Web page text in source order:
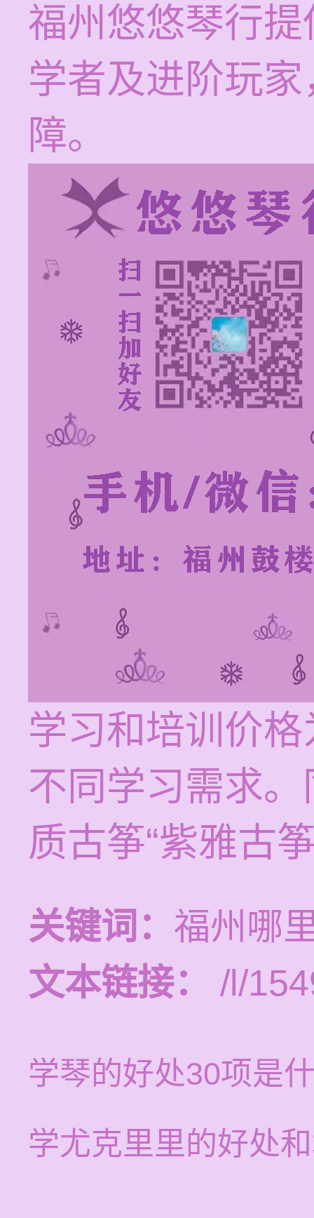
福州悠悠琴行
学者及进阶玩
障。
学习和培训价
不同学习需求
质古筝“紫雅古
关键词： 福州哪
文本链接：
/l/
学琴的好处30项是
学尤克里里的好处